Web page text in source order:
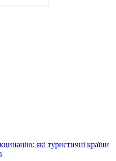
які туристичні країни